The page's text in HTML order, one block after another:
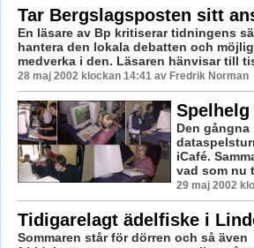
Tar Bergslagsposten sitt
En läsare av Bp kritiserar tidningens
hantera den lokala debatten och
medverka i den. Läsaren hänvisar till
28 maj 2002 klockan 14:41 av Fredrik Norman
Den
iCafé.
vad som nu
29 maj 2002
Tidigarelagt ädelfiske i
Sommaren står för dörren och så även